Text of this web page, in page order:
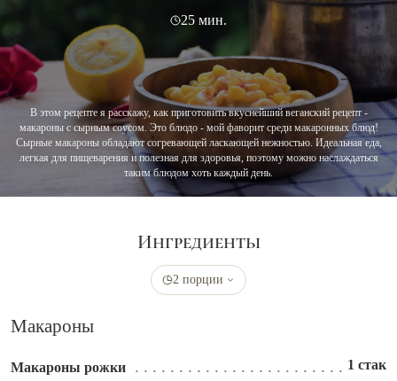
25 мин.
В этом рецепте я расскажу, как приготовить вкуснейший веганский рецепт -
макароны с сырным соусом. Это блюдо - мой фаворит среди макаронных блюд!
Сырные макароны обладают согревающей ласкающей нежностью. Идеальная еда,
легкая для пищеварения и полезная для здоровья, поэтому можно наслаждаться
таким блюдом хоть каждый день.
Ингредиенты
2 порции
Макароны
Макароны рожки 1 стак